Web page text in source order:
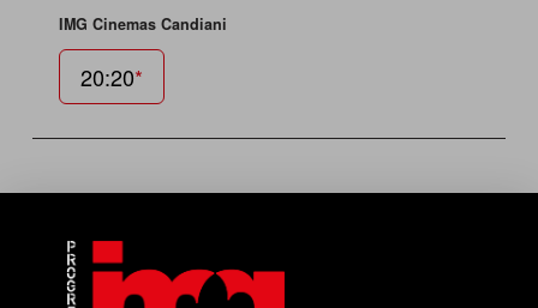
IMG Cinemas Candiani
20:20*